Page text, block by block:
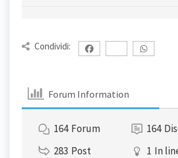
Condividi:
Forum Information
164 Forum 164
283 Post 1 In